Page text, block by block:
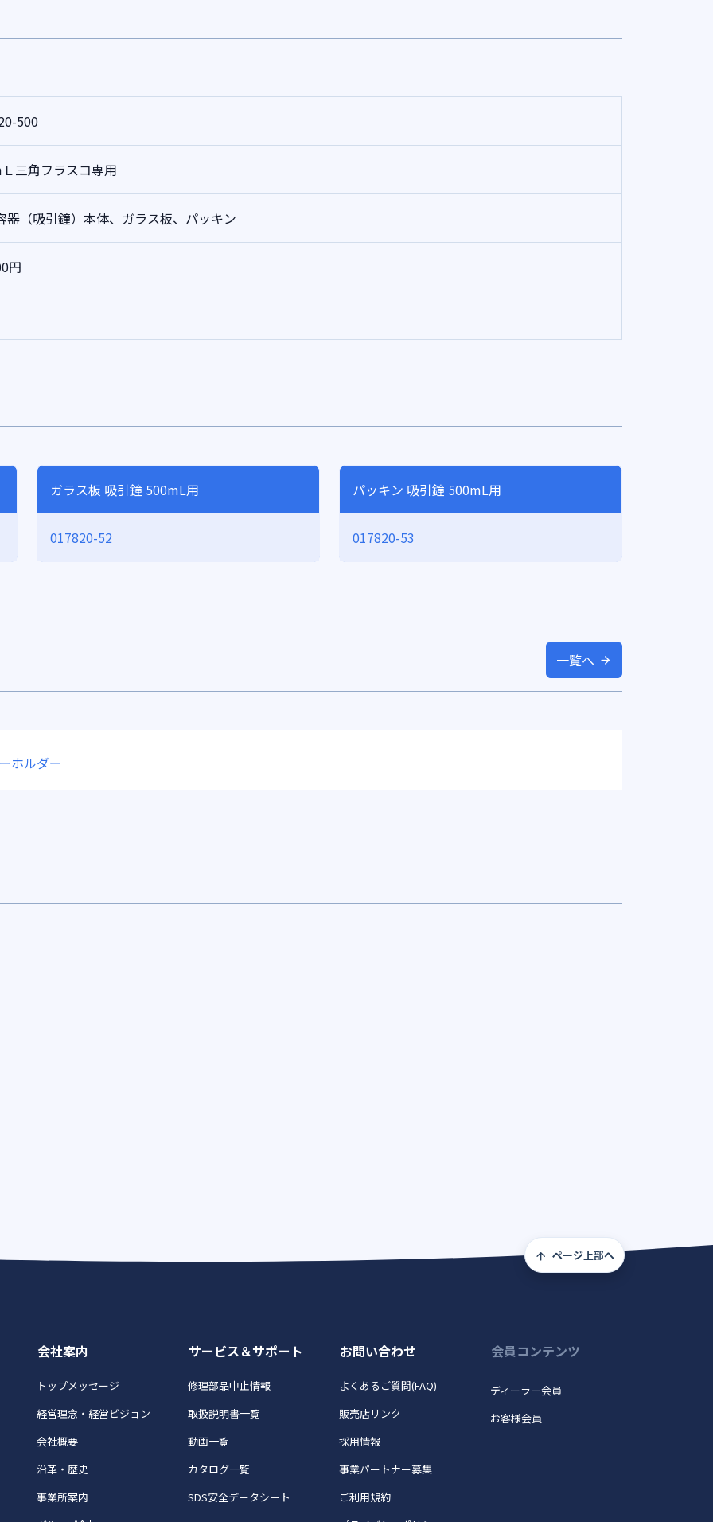
500
三角フラスコ専用
器（吸引鐘）本体、ガラス板、パッキン
円
ガラス板 吸引鐘 500mL用
017820-52
パッキン 吸引鐘 500mL用
017820-53
一覧へ
ホルダー
ページ上部へ
会社案内
トップメッセージ
経営理念・経営ビジョン
会社概要
沿革・歴史
事業所案内
サービス＆サポート
修理部品中止情報
取扱説明書一覧
動画一覧
カタログ一覧
SDS安全データシート
お問い合わせ
よくあるご質問(FAQ)
販売店リンク
採用情報
事業パートナー募集
ご利用規約
会員コンテンツ
ディーラー会員
お客様会員